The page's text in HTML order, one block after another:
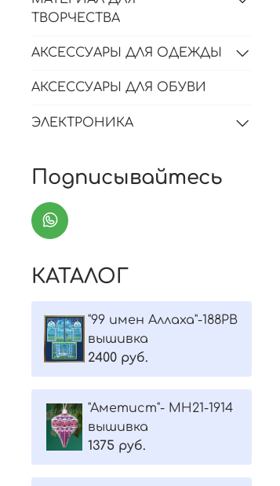
ТВОРЧЕСТВА
АКСЕССУАРЫ ДЛЯ ОДЕЖДЫ
АКСЕССУАРЫ ДЛЯ ОБУВИ
ЭЛЕКТРОНИКА
Подписывайтесь
КАТАЛОГ
"99 имен Аллаха"-188РВ
вышивка
2400 руб.
"Aметист"- МH21-1914
вышивка
1375 руб.